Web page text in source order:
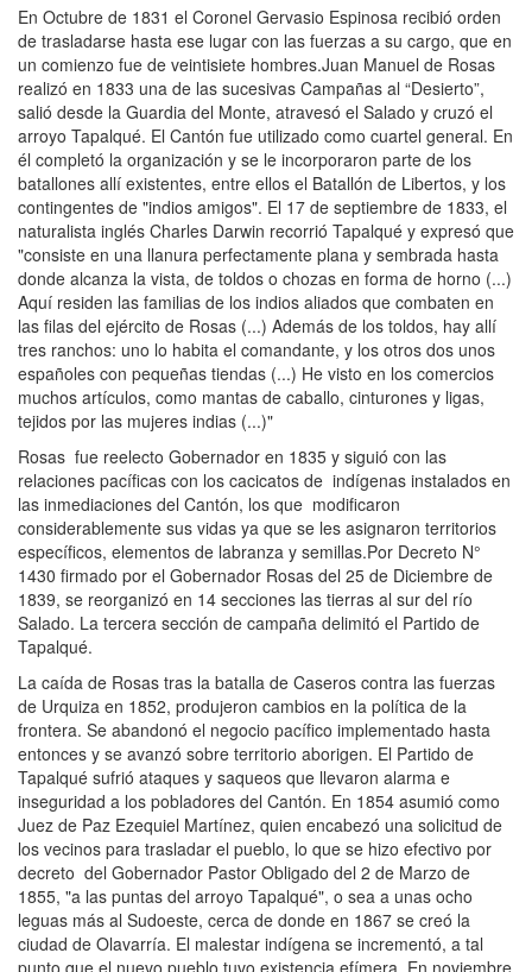
En Octubre de 1831 el Coronel Gervasio Espinosa recibió orden
de trasladarse hasta ese lugar con las fuerzas a su cargo, que en
un comienzo fue de veintisiete hombres.Juan Manuel de Rosas
realizó en 1833 una de las sucesivas Campañas al “Desierto”,
salió desde la Guardia del Monte, atravesó el Salado y cruzó el
arroyo Tapalqué. El Cantón fue utilizado como cuartel general. En
él completó la organización y se le incorporaron parte de los
batallones allí existentes, entre ellos el Batallón de Libertos, y los
contingentes de "indios amigos". El 17 de septiembre de 1833, el
naturalista inglés Charles Darwin recorrió Tapalqué y expresó que
"consiste en una llanura perfectamente plana y sembrada hasta
donde alcanza la vista, de toldos o chozas en forma de horno (...)
Aquí residen las familias de los indios aliados que combaten en
las filas del ejército de Rosas (...) Además de los toldos, hay allí
tres ranchos: uno lo habita el comandante, y los otros dos unos
españoles con pequeñas tiendas (...) He visto en los comercios
muchos artículos, como mantas de caballo, cinturones y ligas,
tejidos por las mujeres indias (...)"
Rosas fue reelecto Gobernador en 1835 y siguió con las
relaciones pacíficas con los cacicatos de indígenas instalados en
las inmediaciones del Cantón, los que modificaron
considerablemente sus vidas ya que se les asignaron territorios
específicos, elementos de labranza y semillas.Por Decreto N°
1430 firmado por el Gobernador Rosas del 25 de Diciembre de
1839, se reorganizó en 14 secciones las tierras al sur del río
Salado. La tercera sección de campaña delimitó el Partido de
Tapalqué.
La caída de Rosas tras la batalla de Caseros contra las fuerzas
de Urquiza en 1852, produjeron cambios en la política de la
frontera. Se abandonó el negocio pacífico implementado hasta
entonces y se avanzó sobre territorio aborigen. El Partido de
Tapalqué sufrió ataques y saqueos que llevaron alarma e
inseguridad a los pobladores del Cantón. En 1854 asumió como
Juez de Paz Ezequiel Martínez, quien encabezó una solicitud de
los vecinos para trasladar el pueblo, lo que se hizo efectivo por
decreto del Gobernador Pastor Obligado del 2 de Marzo de
1855, "a las puntas del arroyo Tapalqué", o sea a unas ocho
leguas más al Sudoeste, cerca de donde en 1867 se creó la
ciudad de Olavarría. El malestar indígena se incrementó, a tal